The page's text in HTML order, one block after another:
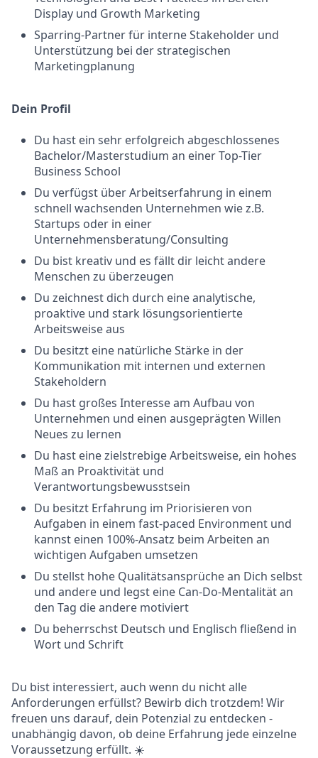
Display und Growth Marketing
Sparring-Partner für interne Stakeholder und
Unterstützung bei der strategischen
Marketingplanung
Dein Profil
Du hast ein sehr erfolgreich abgeschlossenes
Bachelor/Masterstudium an einer Top-Tier
Business School
Du verfügst über Arbeitserfahrung in einem
schnell wachsenden Unternehmen wie z.B.
Startups oder in einer
Unternehmensberatung/Consulting
Du bist kreativ und es fällt dir leicht andere
Menschen zu überzeugen
Du zeichnest dich durch eine analytische,
proaktive und stark lösungsorientierte
Arbeitsweise aus
Du besitzt eine natürliche Stärke in der
Kommunikation mit internen und externen
Stakeholdern
Du hast großes Interesse am Aufbau von
Unternehmen und einen ausgeprägten Willen
Neues zu lernen
Du hast eine zielstrebige Arbeitsweise, ein hohes
Maß an Proaktivität und
Verantwortungsbewusstsein
Du besitzt Erfahrung im Priorisieren von
Aufgaben in einem fast-paced Environment und
kannst einen 100%-Ansatz beim Arbeiten an
wichtigen Aufgaben umsetzen
Du stellst hohe Qualitätsansprüche an Dich selbst
und andere und legst eine Can-Do-Mentalität an
den Tag die andere motiviert
Du beherrschst Deutsch und Englisch fließend in
Wort und Schrift
Du bist interessiert, auch wenn du nicht alle
Anforderungen erfüllst? Bewirb dich trotzdem! Wir
freuen uns darauf, dein Potenzial zu entdecken -
unabhängig davon, ob deine Erfahrung jede einzelne
Voraussetzung erfüllt. ☀️